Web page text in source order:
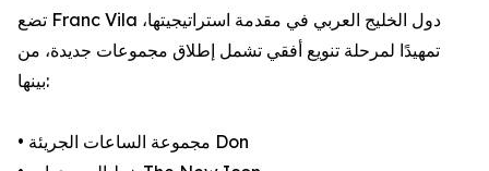
تضع Franc Vila دول الخليج العربي في مقدمة استراتيجيتها،
تمهيدًا لمرحلة تنويع أفقي تشمل إطلاق مجموعات جديدة، من
بينها:
• مجموعة الساعات الجريئة Don